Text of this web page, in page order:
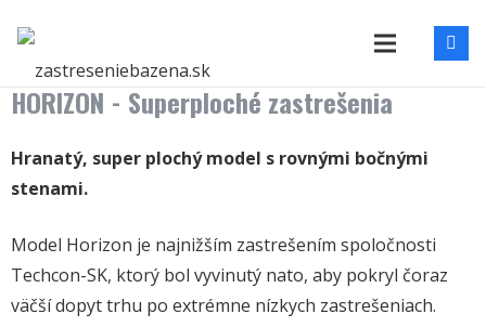
HORIZON - Superploché zastrešenia
Hranatý, super plochý model s rovnými bočnými
stenami.
Model Horizon je najnižším zastrešením spoločnosti
Techcon-SK, ktorý bol vyvinutý nato, aby pokryl čoraz
väčší dopyt trhu po extrémne nízkych zastrešeniach.